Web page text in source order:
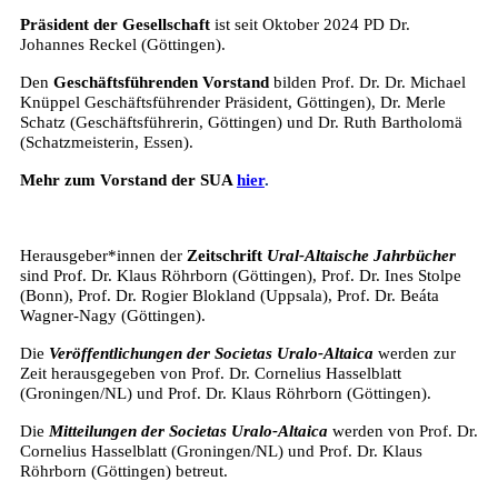
Präsident der Gesellschaftist seit Oktober 2024 PD Dr.
Johannes Reckel (Göttingen).
Den Geschäftsführenden Vorstandbilden Prof. Dr. Dr. Michael
Knüppel Geschäftsführender Präsident, Göttingen), Dr. Merle
Schatz (Geschäftsführerin, Göttingen) und Dr. Ruth Bartholomä
(Schatzmeisterin, Essen).
Mehr zum Vorstand der SUA hier.
Herausgeber*innen der Zeitschrift Ural-Altaische Jahrbücher
sind Prof. Dr. Klaus Röhrborn (Göttingen), Prof. Dr. Ines Stolpe
(Bonn), Prof. Dr. Rogier Blokland (Uppsala), Prof. Dr. Beáta
Wagner-Nagy (Göttingen).
Die Veröffentlichungen der Societas Uralo-Altaica werden zur
Zeit herausgegeben von Prof. Dr. Cornelius Hasselblatt
(Groningen/NL) und Prof. Dr. Klaus Röhrborn (Göttingen).
Die Mitteilungen der Societas Uralo-Altaica werden von Prof. Dr.
Cornelius Hasselblatt (Groningen/NL) und Prof. Dr. Klaus
Röhrborn (Göttingen) betreut.